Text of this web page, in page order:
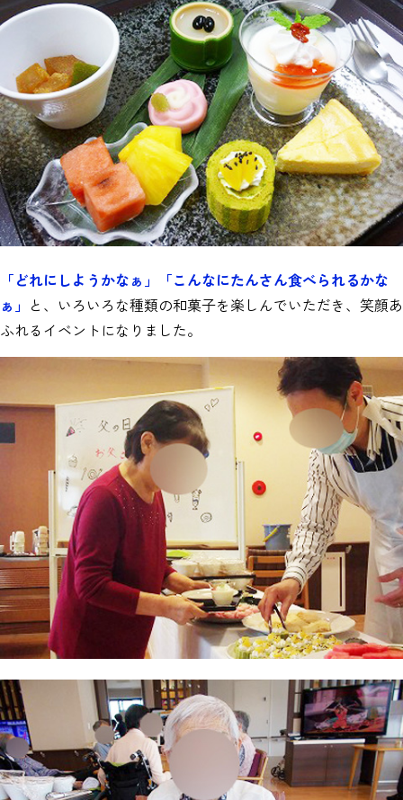
「どれにしようかなぁ」「こんなにたんさん食べられるかな
ぁ」 と、いろいろな種類の和菓子を楽しんでいただき、笑顔あ
ふれるイベントになりました。